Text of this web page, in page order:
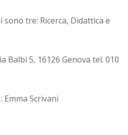
tre: Ricerca, Didattica e
Balbi 5, 16126 Genova tel. 010
Emma Scrivani